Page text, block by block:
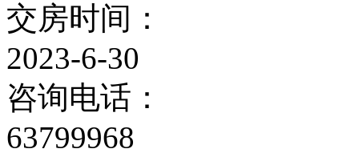
交房时间：
2023-6-30
咨询电话：
63799968